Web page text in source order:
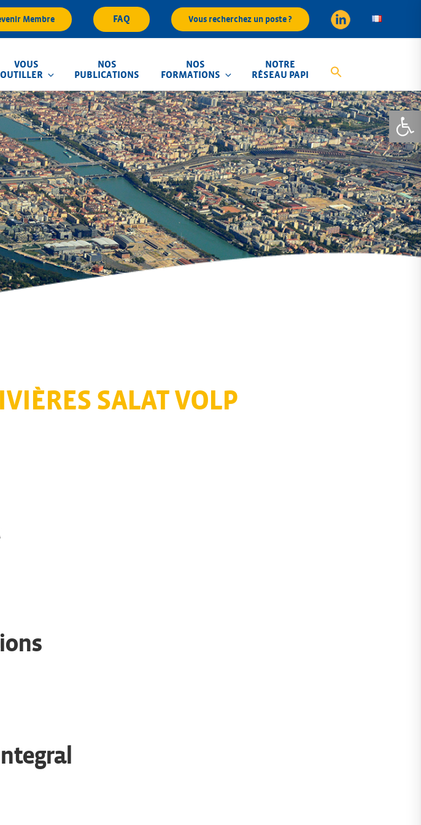
Ouvrir
Membre FAQ Vous recherchez un poste ?
VOUS
OUTILLER
NOS
PUBLICATIONS
NOS
FORMATIONS
NOTRE
RÉSEAU PAPI
SALAT VOLP